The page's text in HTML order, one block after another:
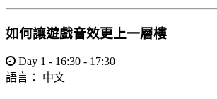
如何讓遊戲音效更上一層樓
Day 1 - 16:30 - 17:30
語言： 中文